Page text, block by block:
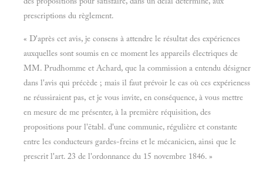
prescriptions du règlement.
« D'après cet avis, je consens à attendre le résultat des expériences
auxquelles sont soumis en ce moment les appareils électriques de
MM. Prudhomme et Achard, que la commission a entendu désigner
dans l'avis qui précède ; mais il faut prévoir le cas où ces expérieness
ne réussiraient pas, et je vous invite, en conséquence, à vous mettre
en mesure de me présenter, à la première réquisition, des
propositions pour l'ëtabl. d'une communie, régulière et constante
entre les conducteurs gardes-freins et le mécanicien, ainsi que le
prescrit l'art. 23 de l'ordonnance du 15 novembre 1846. »